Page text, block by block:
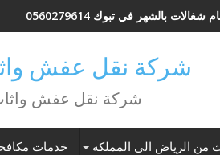
شغالات بالشهر في تبوك 0560279614
شركة نقل عفش
شركة نقل عفش
من الرياض الى المملكه خدمات